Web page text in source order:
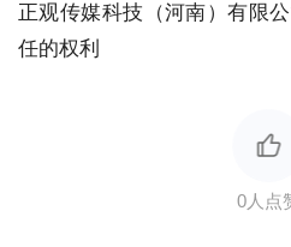
正观传媒科技（河南）有限
任的权利